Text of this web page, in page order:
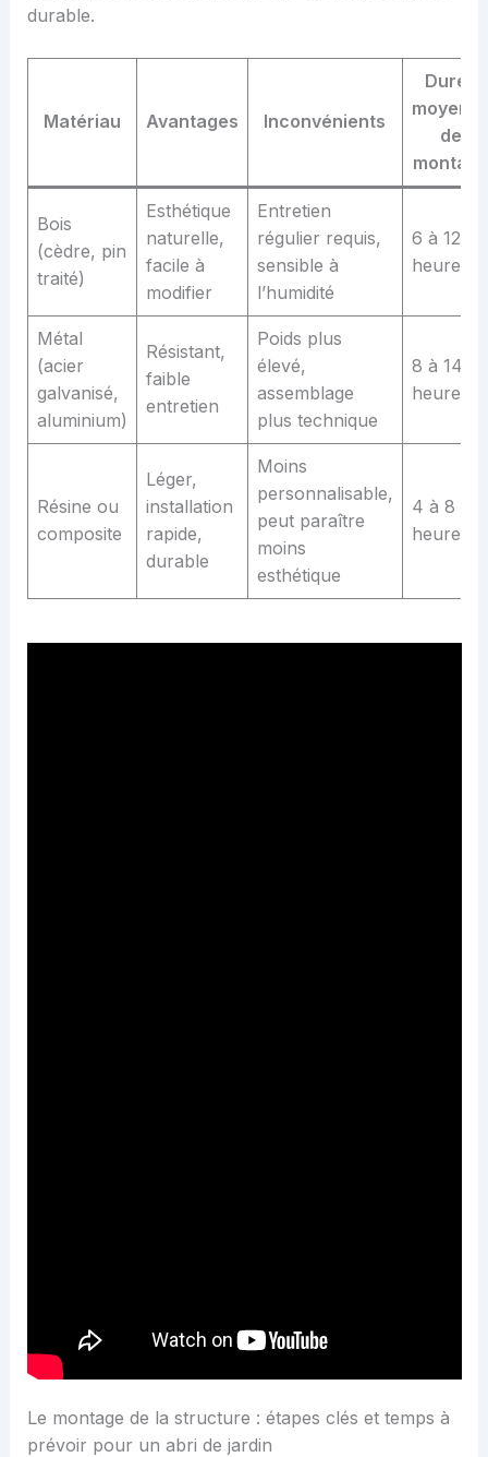
durable.
Matériau Avantages Inconvénients
Durée
de
Bois
(cèdre, pin
traité)
Esthétique
naturelle,
facile à
modifier
Entretien
régulier requis,
sensible à
l’humidité
6 à 12
heures
Métal
(acier
galvanisé,
aluminium)
Résistant,
faible
entretien
Poids plus
élevé,
assemblage
plus technique
8 à 14
heures
Résine ou
composite
Léger,
installation
rapide,
durable
Moins
personnalisable,
peut paraître
moins
esthétique
4 à 8
heures
Le montage de la structure : étapes clés et temps à
prévoir pour un abri de jardin